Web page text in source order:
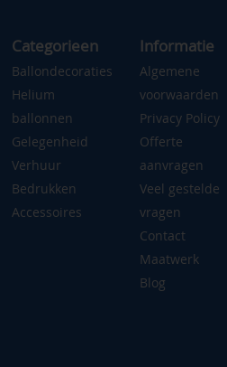
Categorieen
Ballondecoraties
Helium
ballonnen
Gelegenheid
Verhuur
Bedrukken
Accessoires
Informatie
Algemene
voorwaarden
Privacy Policy
Offerte
aanvragen
Veel gestelde
vragen
Contact
Maatwerk
Blog